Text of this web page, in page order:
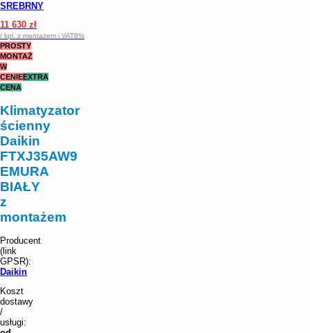
SREBRNY
11 630 zł
/ kpl. z montażem i VAT8%
PROSTY
MONTAŻ
W
CENIEEXTRA
CENA
Klimatyzator
ścienny
Daikin
FTXJ35AW9
EMURA
BIAŁY
z
montażem
Daikin
Koszt
dostawy
/
usługi: